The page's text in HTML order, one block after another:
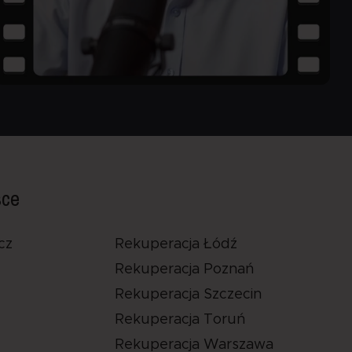
Rekuperacja Łódź
Rekuperacja Poznań
Rekuperacja Szczecin
Rekuperacja Toruń
Rekuperacja Warszawa